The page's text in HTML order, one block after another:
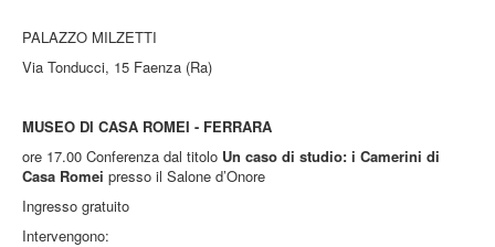
PALAZZO MILZETTI
Via Tonducci, 15 Faenza (Ra)
MUSEO DI CASA ROMEI - FERRARA
ore 17.00 Conferenza dal titolo Un caso di studio: i Camerini di
Casa Romei presso il Salone d’Onore
Ingresso gratuito
Intervengono: